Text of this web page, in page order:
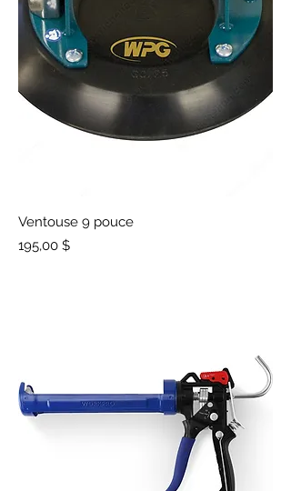
Ventouse 9 pouce
Prix
195,00 $